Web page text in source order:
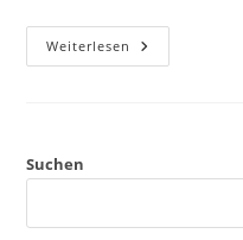
Weiterlesen Cook
Da
Suchen